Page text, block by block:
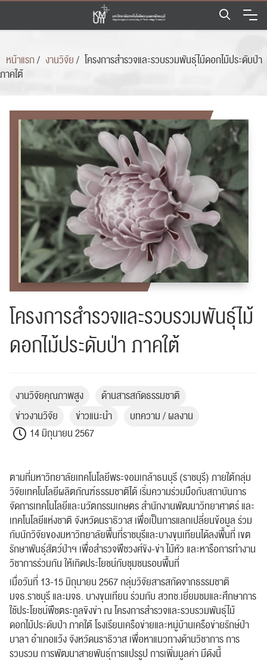
Skip
content
หน้าแรก/ งานวิจัย/ โครงการสำรวจและรวบรวมพันธุ์ไม้ดอกไม้ประดับป่า
ภาคใต้
โครงการสำรวจและรวบรวมพันธุ์ไม้
ดอกไม้ประดับป่า ภาคใต้
งานวิจัยคุณภาพสูง
ด้านสารสกัดธรรมชาติ
ข่าวงานวิจัย
ข่าวแนะนำ
บทความ / ผลงาน
14 มิถุนายน 2567
ตามที่มหาวิทยาลัยเทคโนโลยีพระจอมเกล้าธนบุรี (ราชบุรี) ภายใต้กลุ่ม
วิจัยเทคโนโลยีผลิตภัณฑ์ธรรมชาติได้ เริ่มความร่วมมือกับสถาบันการ
จัดการเทคโนโลยีและนวัตกรรมเกษตร สำนักงานพัฒนาวิทยาศาตร์ และ
เทคโนโลยีแห่งชาติ จังหวัดนราธิวาส เพื่อเป็นการแลกเปลี่ยนข้อมูล ร่วม
กับนักวิจัยของมหาวิทยาลัยพื้นที่ราชบุรีและบางขุนเทียนได้ลงพื้นที่ เขต
รักษาพันธุ์สัตว์ป่าฯ เพื่อสำรวจพืชวงศ์ขิง-ข่า ไม้หัว และหารือการทำงาน
วิชาการร่วมกัน ให้เกิดประโยชน์กับชุมชนรอบพื้นที่
เมื่อวันที่ 13-15 มิถุนายน 2567 กลุ่มวิจัยสารสกัดจากธรรมชาติ
มจธ.ราชบุรี และมจธ. บางขุนเทียน ร่วมกับ สวทช.เยี่ยมชมและศึกษาการ
ใช้ประโยชน์พืชตระกูลขิงข่า ณ โครงการสำรวจและรวบรวมพันธุ์ไม้
ดอกไม้ประดับป่า ภาคใต้ โรงเรียนเครือข่ายและหมู่บ้านเครือข่ายรักษ์ป่า
บาลา อำเภอแว้ง จังหวัดนราธิวาส เพื่อหาแนวทางด้านวิชาการ การ
รวบรวม การพัฒนาสายพันธุ์การแปรรูป การเพิ่มมูลค่า มีดังนี้